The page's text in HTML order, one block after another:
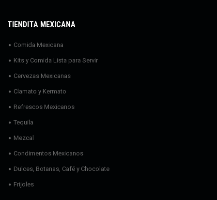
TIENDITA MEXICANA
Comida Mexicana
Kits y Comida Lista para Servir
Cervezas Mexicanas
Clamato y Kermato
Refrescos Mexicanos
Tequila
Mezcal
Condimentos Mexicanos
Dulces, Botanas, Café y Chocolate
Frijoles